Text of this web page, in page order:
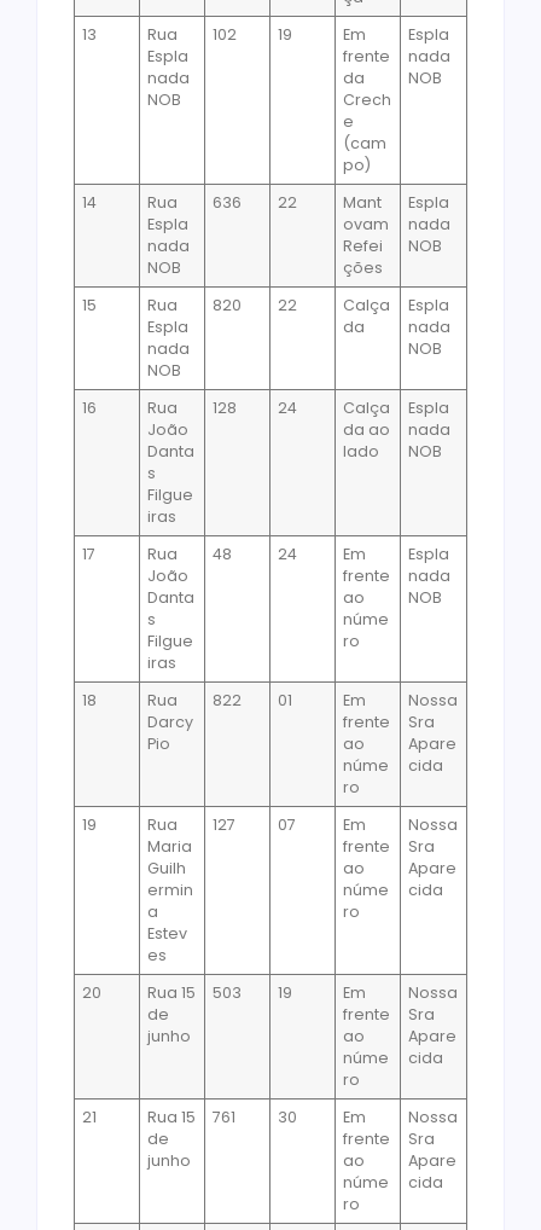
13
Rua
Espla
nada
NOB
102 19
Em
frente
da
Crech
e
(cam
po)
Espla
nada
NOB
14
Rua
Espla
nada
NOB
636 22
Mant
ovam
Refei
ções
Espla
nada
NOB
15
Rua
Espla
nada
NOB
820 22
Calça
da
Espla
nada
NOB
16
Rua
João
Danta
s
Filgue
iras
128 24
Calça
da ao
lado
Espla
nada
NOB
17
Rua
João
Danta
s
Filgue
iras
48 24
Em
frente
ao
núme
ro
Espla
nada
NOB
18
Rua
Darcy
Pio
822 01
Em
frente
ao
núme
ro
Nossa
Sra
Apare
cida
19
Rua
Maria
Guilh
ermin
a
Estev
es
127 07
Em
frente
ao
núme
ro
Nossa
Sra
Apare
cida
20
Rua 15
de
junho
503 19
Em
frente
ao
núme
ro
Nossa
Sra
Apare
cida
21
Rua 15
de
junho
761 30
Em
frente
ao
núme
ro
Nossa
Sra
Apare
cida